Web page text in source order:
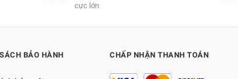
cực lớn
BẢO HÀNH CHẤP NHẬN THANH TOÁN